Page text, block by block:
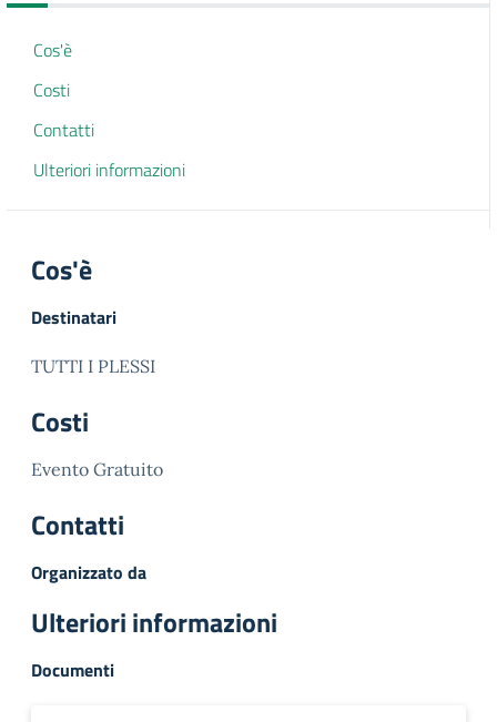
Cos'è
Costi
Contatti
Ulteriori informazioni
Cos'è
Destinatari
TUTTI I PLESSI
Costi
Evento Gratuito
Contatti
Organizzato da
Ulteriori informazioni
Documenti